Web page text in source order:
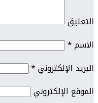
التعليق
الاسم*
البريد الإلكتروني*
الموقع الإلكتروني